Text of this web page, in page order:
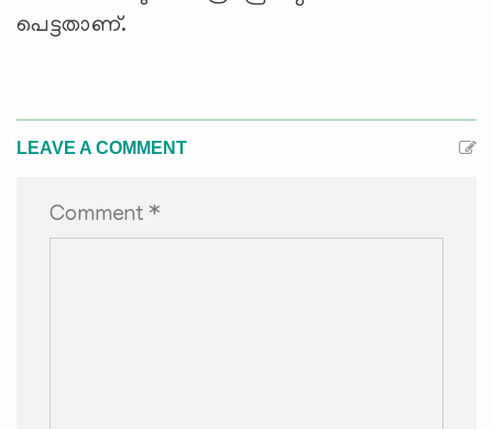
പെട്ടതാണ്.
LEAVE A COMMENT
Comment *